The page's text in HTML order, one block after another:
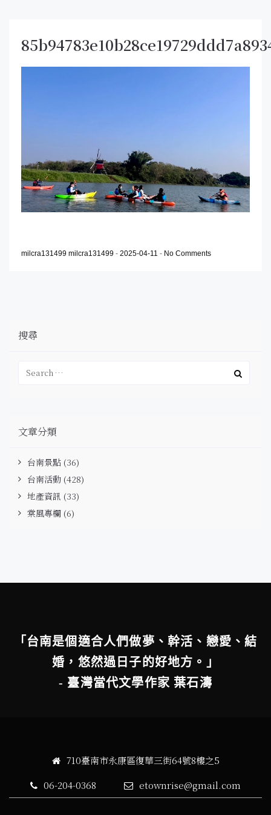
milcra131499 milcra131499 - 2025-04-11 - No Comments
搜尋
文章分類
台南景點 (36)
台南活動 (428)
地產資訊 (33)
棠風專欄 (6)
「台南是個適合人們做夢、幹活、戀愛、結
婚，悠然過日子的好地方。」
- 臺灣當代文學作家 葉石濤
710臺南市永康區復華三街64號8樓之5
06-204-0368
etownrise@gmail.com